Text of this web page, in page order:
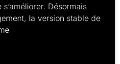
Désormais
la version stable de